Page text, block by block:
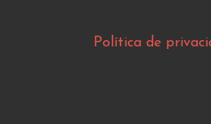
Política de